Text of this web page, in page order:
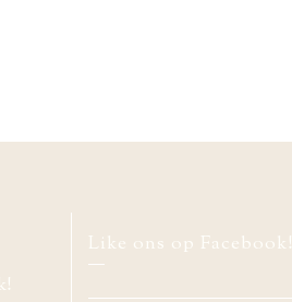
Like ons op Facebook!